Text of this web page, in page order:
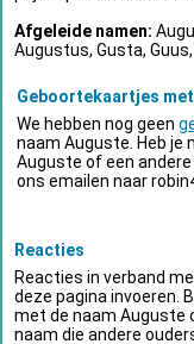
Afgeleide namen:
Augustus, Gusta,
Geboortekaartjes
We hebben nog geen
naam Auguste. Heb je
Auguste of een
ons emailen naar
Reacties
Reacties in verband
deze pagina invoeren.
met de naam Auguste
naam die andere